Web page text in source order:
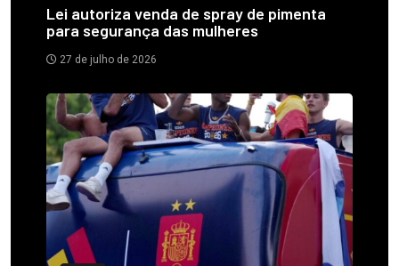
Lei autoriza venda de spray de pimenta
para segurança das mulheres
27 de julho de 2026